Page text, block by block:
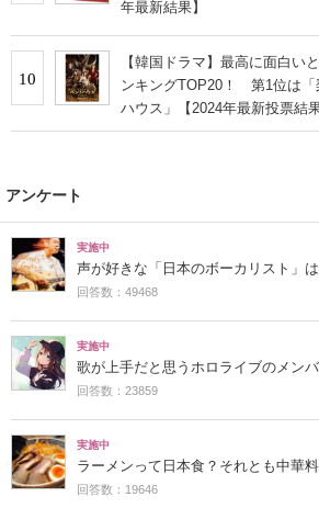
年最新結果】
10
【韓国ドラマ】最高に面白い
ンキングTOP20！ 第1位は「
ハウス」【2024年最新投票結果
アンケート
実施中
声が好きな「日本のボーカリスト」は
回答数：49468
実施中
歌が上手だと思うホロライブのメン
回答数：23859
実施中
ラーメンって日本食？それとも中華料
回答数：19646